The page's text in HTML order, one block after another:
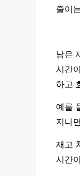
줄이
남은
시간
하고
예를
지나
재고
시간